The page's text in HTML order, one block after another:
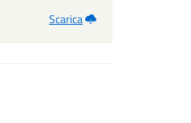
Scarica